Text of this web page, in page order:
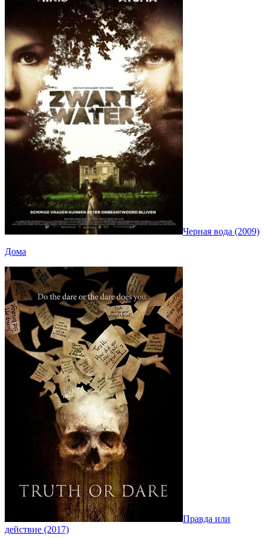
Черная вода (2009)
Дома
Правда или
действие (2017)